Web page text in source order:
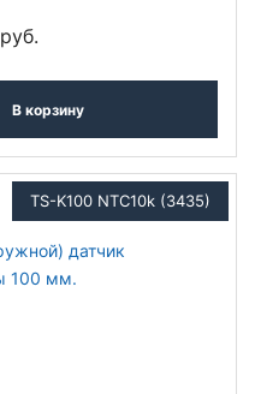
руб.
В корзину
TS-K100 NTC10k (3435)